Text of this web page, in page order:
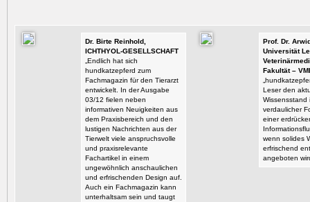
Dr. Birte Reinhold,
ICHTHYOL-GESELLSCHAFT
„Endlich hat sich
hundkatzepferd zum
Fachmagazin für den Tierarzt
entwickelt. In der Ausgabe
03/12 fielen neben
informativen Neuigkeiten aus
dem Praxisbereich und den
lustigen Nachrichten aus der
Tierwelt viele anspruchsvolle
und praxisrelevante
Fachartikel in einem
ungewöhnlich anschaulichen
und erfrischenden Design auf.
Auch ein Fachmagazin kann
unterhaltsam sein und taugt
Prof. Dr.
Universität
Fakultät –
Leser den
Wissensstand
verdaulicher
einer
wenn solides
erfrischend
angeboten